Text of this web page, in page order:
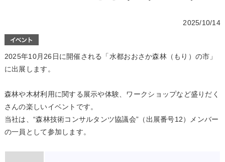
2025/10/14
2025年10月26日に開催される「水都おおさか森林（もり）の市」
に出展します。
森林や木材利用に関する展示や体験、ワークショップなど盛りだく
さんの楽しいイベントです。
当社は、“森林技術コンサルタンツ協議会”（出展番号12）メンバー
の一員として参加します。